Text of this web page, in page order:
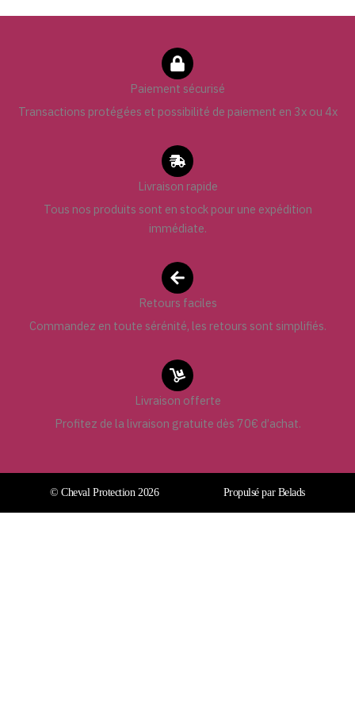
Paiement sécurisé
Transactions protégées et possibilité de paiement en 3x ou 4x
Livraison rapide
Tous nos produits sont en stock pour une expédition
immédiate.
Retours faciles
Commandez en toute sérénité, les retours sont simplifiés.
Livraison offerte
Profitez de la livraison gratuite dès 70€ d’achat.
© Cheval Protection 2026 Propulsé par Belads